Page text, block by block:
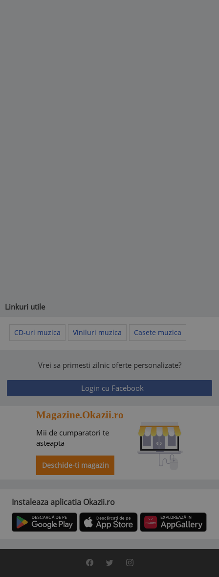
Linkuri utile
CD-uri muzica Viniluri muzica Casete muzica
Vrei sa primesti zilnic oferte personalizate?
Login cu Facebook
Magazine.Okazii.ro
Mii de cumparatori te
asteapta
Deschide-ti magazin
Instaleaza aplicatia Okazii.ro